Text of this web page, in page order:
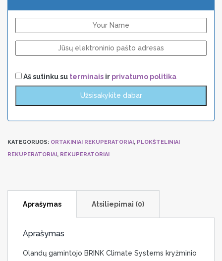
Aš sutinku su terminais ir privatumo politika
KATEGORIJOS: ORTAKINIAI REKUPERATORIAI, PLOKŠTELINIAI
REKUPERATORIAI, REKUPERATORIAI
Aprašymas Atsiliepimai (0)
Aprašymas
Olandų gamintojo BRINK Climate Systems kryžminio